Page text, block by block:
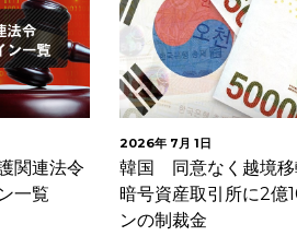
2026年 7月 1日
韓国 同意なく越境移転を行った
暗号資産取引所に2億1000万ウォ